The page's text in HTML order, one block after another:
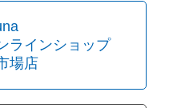
ラインショップ
場店